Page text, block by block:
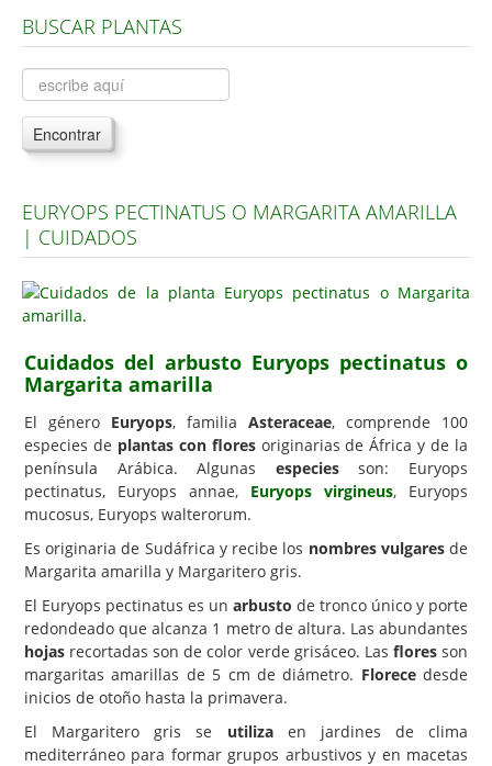
Árboles, Cicas y Palmeras de la G a la Z
Plantas Anuales y Perennes
Plantas Bulbosas y Acuáticas
Plantas de Interior
Plantas Aromáticas y de Huerto
Plantas Carnívoras y Orquídeas
Consejos
Hemisferio Sur
Enfermedades
Animales
Hongos
Carencias
Fotos
Flores y Plantas
Árboles y Palmeras
Arbustos y Trepadoras
BUSCAR PLANTAS
Encontrar
EURYOPS PECTINATUS O MARGARITA AMARILLA
| CUIDADOS
Cuidados del arbusto Euryops pectinatus o
Margarita amarilla
El género Euryops, familia Asteraceae, comprende 100
especies de plantas con floresoriginarias de África y de la
península Arábica. Algunas especiesson: Euryops
pectinatus, Euryops annae, Euryops virgineus, Euryops
mucosus, Euryops walterorum.
Es originaria de Sudáfrica y recibe los nombres vulgaresde
Margarita amarilla y Margaritero gris.
El Euryops pectinatus es un arbusto de tronco único y porte
redondeado que alcanza 1 metro de altura. Las abundantes
hojas recortadas son de color verde grisáceo. Las floresson
margaritas amarillas de 5 cm de diámetro. Florecedesde
inicios de otoño hasta la primavera.
El Margaritero gris se utilizaen jardines de clima
mediterráneo para formar grupos arbustivos y en macetas